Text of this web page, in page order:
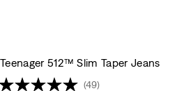
Teenager 512™ Slim Taper Jeans
(49)